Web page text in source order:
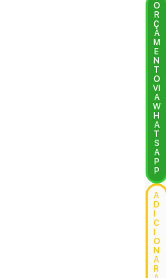
O
R
Ç
A
M
E
N
T
O
VI
A
W
H
A
T
S
A
P
P
A
D
C
O
N
A
R